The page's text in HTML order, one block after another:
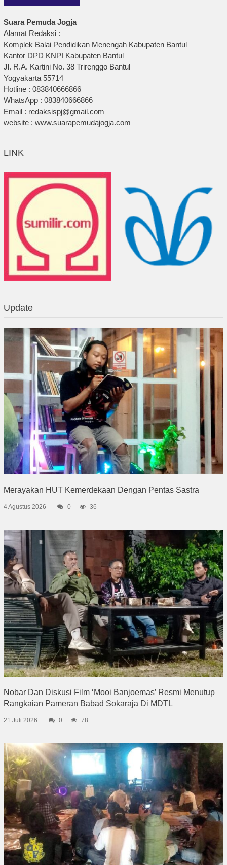
Suara Pemuda Jogja
Alamat Redaksi :
Komplek Balai Pendidikan Menengah Kabupaten Bantul
Kantor DPD KNPI Kabupaten Bantul
Jl. R.A. Kartini No. 38 Trirenggo Bantul
Yogyakarta 55714
Hotline : 083840666866
WhatsApp : 083840666866
Email : redaksispj@gmail.com
website : www.suarapemudajogja.com
LINK
Update
Merayakan HUT Kemerdekaan Dengan Pentas Sastra
4 Agustus 2026 0 36
Nobar Dan Diskusi Film ‘Mooi Banjoemas’ Resmi Menutup
Rangkaian Pameran Babad Sokaraja Di MDTL
21 Juli 2026 0 78